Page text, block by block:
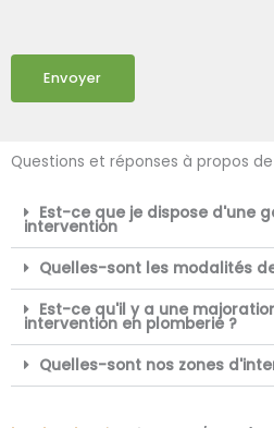
Envoyer
Questions et réponses à propos
Est-ce que je dispose d'une
intervention
Quelles-sont les modalités
Est-ce qu'il y a une
intervention en plomberie ?
Quelles-sont nos zones